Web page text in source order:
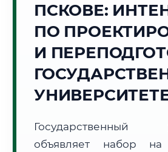
2026 г.
Погода в г. Псков:
🌅 Восход: 05:18
📍 Региональная справка
ПСКОВЕ:
ПО
И
Государственный
объявляет набор на